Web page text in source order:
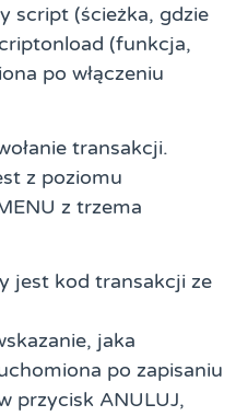
script (ścieżka, gdzie
(funkcja,
po włączeniu
transakcji.
z poziomu
z trzema
jest kod transakcji ze
jaka
po zapisaniu
przycisk ANULUJ,